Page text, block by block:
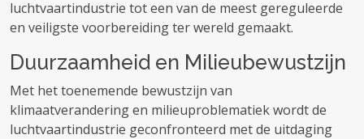
luchtvaartindustrie tot een van de meest gereguleerde
en veiligste voorbereiding ter wereld gemaakt.
Duurzaamheid en Milieubewustzijn
Met het toenemende bewustzijn van
klimaatverandering en milieuproblematiek wordt de
luchtvaartindustrie geconfronteerd met de uitdaging